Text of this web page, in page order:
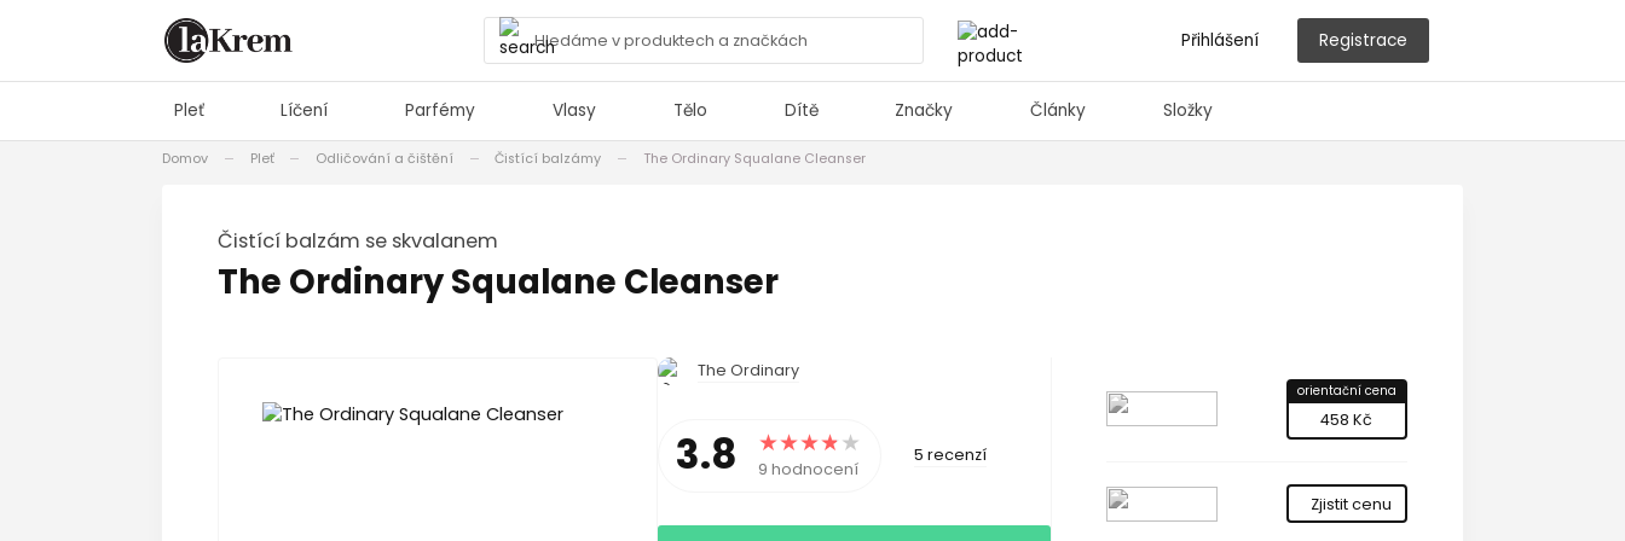
Přihlášení Registrace
Pleť Líčení Parfémy Vlasy Tělo Dítě Značky Články Složky
Domov Pleť Odličování a čištění Čistící balzámy The Ordinary Squalane Cleanser
Čistící balzám se skvalanem
The Ordinary Squalane Cleanser
The Ordinary
3.8 9 hodnocení
5 recenzí
orientační cena
458 Kč
Zjistit cenu